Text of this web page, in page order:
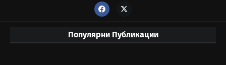
Популярни Публикации